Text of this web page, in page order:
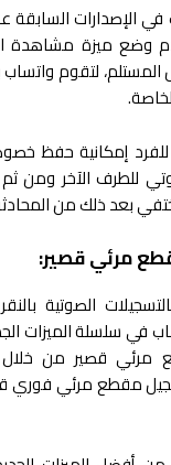
الإصدارات السابقة
وضع ميزة مشاهدة
لتقوم واتساب
إمكانية حفظ
للطرف الآخر ومن
بعد ذلك من
مرئي قصير:
الصوتية
في سلسلة الميزات
قصير من خلال
مقطع مرئي فوري